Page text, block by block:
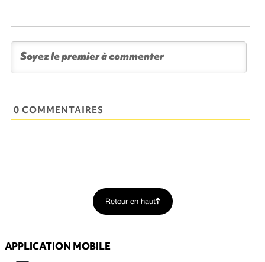
0 COMMENTAIRES
Retour en haut
APPLICATION MOBILE